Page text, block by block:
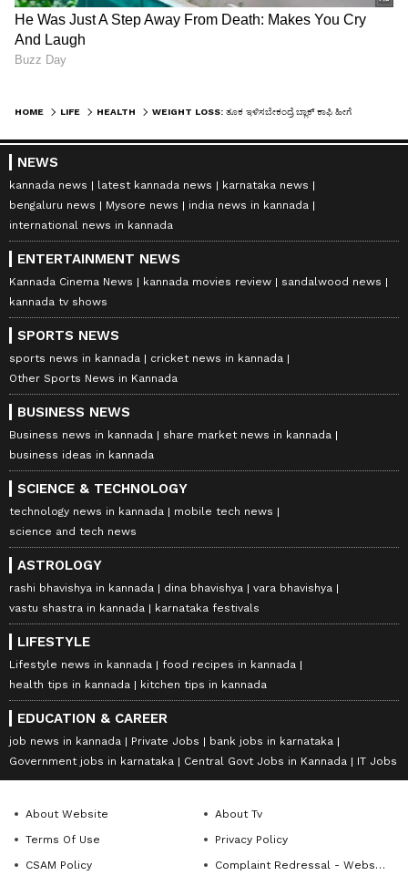
HOME LIFE HEALTH
NEWS
kannada news latest kannada news
karnataka news
bengaluru news
Mysore news
india news in kannada
international news in kannada
ENTERTAINMENT NEWS
Kannada Cinema News kannada movies review
sandalwood news
kannada tv shows
SPORTS NEWS
sports news in kannada
cricket news in kannada
Other Sports News in Kannada
BUSINESS NEWS
Business news in kannada
share market news in kannada
business ideas in kannada
SCIENCE & TECHNOLOGY
technology news in kannada
mobile tech news
science and tech news
ASTROLOGY
rashi bhavishya in kannada dina bhavishya
vara bhavishya
vastu shastra in kannada
karnataka festivals
LIFESTYLE
Lifestyle news in kannada
food recipes in kannada
health tips in kannada
kitchen tips in kannada
EDUCATION & CAREER
job news in kannada Private Jobs
bank jobs in karnataka
Government jobs in karnataka
Central Govt Jobs in Kannada IT Jobs
About Website
About Tv
Terms Of Use
Privacy Policy
CSAM Policy
Complaint Redressal - Website